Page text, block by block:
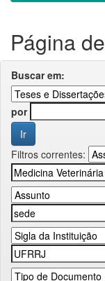
Página
Buscar em:
por
Filtros correntes: